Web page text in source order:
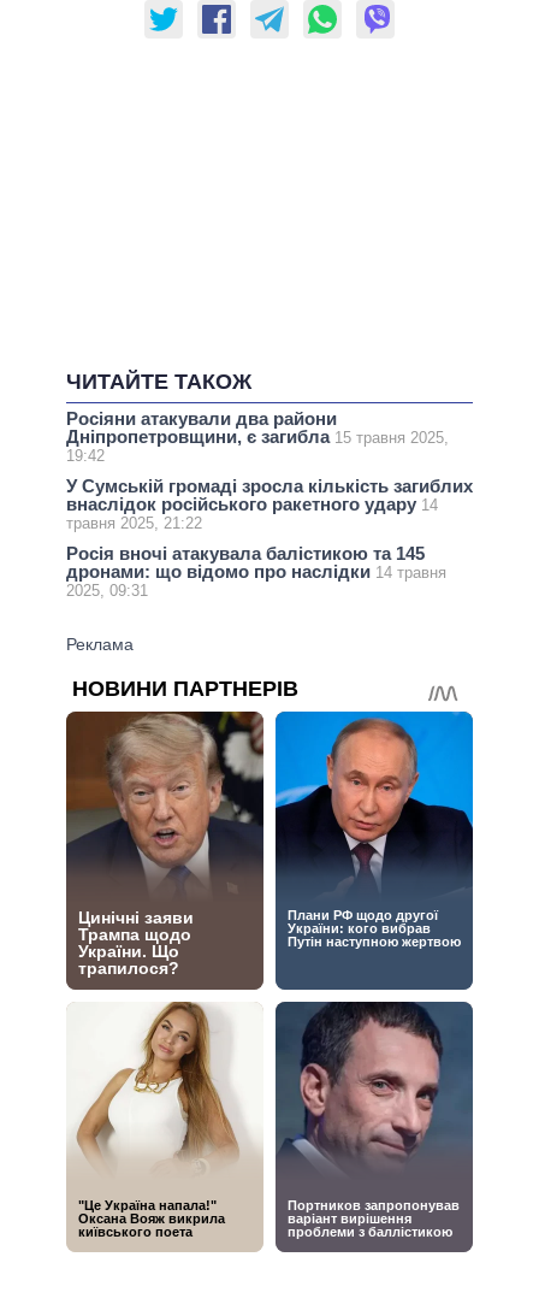
ЧИТАЙТЕ ТАКОЖ
Росіяни атакували два райони
Дніпропетровщини, є загибла 15 травня 2025,
19:42
У Сумській громаді зросла кількість загиблих
внаслідок російського ракетного удару 14
травня 2025, 21:22
Росія вночі атакувала балістикою та 145
дронами: що відомо про наслідки 14 травня
2025, 09:31